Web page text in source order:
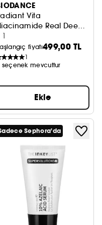
Vita
Real Deep
ve Eşitleyici Maske
fiyatı499,00 TL
1
seçenek mevcuttur
Ekle
Sephora'da